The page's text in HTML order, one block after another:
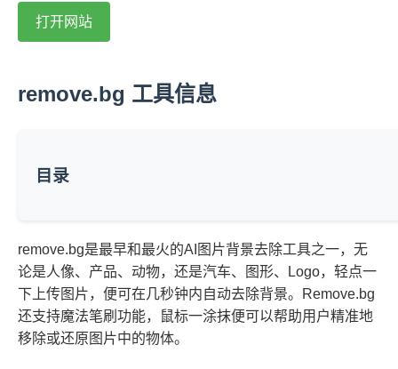
打开网站
remove.bg 工具信息
目录
remove.bg是最早和最火的AI图片背景去除工具之一，无
论是人像、产品、动物，还是汽车、图形、Logo，轻点一
下上传图片，便可在几秒钟内自动去除背景。Remove.bg
还支持魔法笔刷功能，鼠标一涂抹便可以帮助用户精准地
移除或还原图片中的物体。